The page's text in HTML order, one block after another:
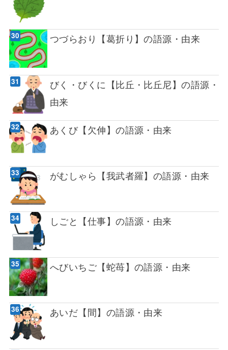
つづらおり【葛折り】の語源・由来
びく・びくに【比丘・比丘尼】の語源・
由来
あくび【欠伸】の語源・由来
がむしゃら【我武者羅】の語源・由来
しごと【仕事】の語源・由来
へびいちご【蛇苺】の語源・由来
あいだ【間】の語源・由来